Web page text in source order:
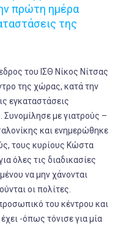
πρώτη ημέρα
της
του ΙΣΘ Νίκος Νίτσας
της χώρας, κατά την
εγκαταστάσεις
με γιατρούς –
και ενημερώθηκε
τους κυρίους Κώστα
όλες τις διαδικασίες
να μην χάνονται
οι πολίτες.
του κέντρου και
-όπως τόνισε για μία